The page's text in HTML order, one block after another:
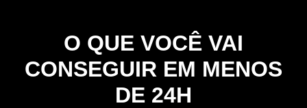
O QUE VOCÊ VAI
CONSEGUIR EM MENOS
DE 24H